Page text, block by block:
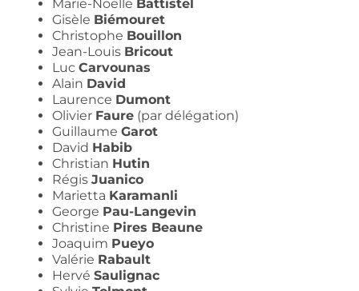
Marie-Noëlle Battistel
Gisèle Biémouret
Christophe Bouillon
Jean-Louis Bricout
Luc Carvounas
Alain David
Laurence Dumont
Olivier Faure (par délégation)
Guillaume Garot
David Habib
Christian Hutin
Régis Juanico
Marietta Karamanli
George Pau-Langevin
Christine Pires Beaune
Joaquim Pueyo
Valérie Rabault
Hervé Saulignac